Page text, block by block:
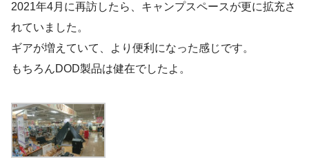
2021年4月に再訪したら、キャンプスペースが更に拡充さ
れていました。
ギアが増えていて、より便利になった感じです。
もちろんDOD製品は健在でしたよ。